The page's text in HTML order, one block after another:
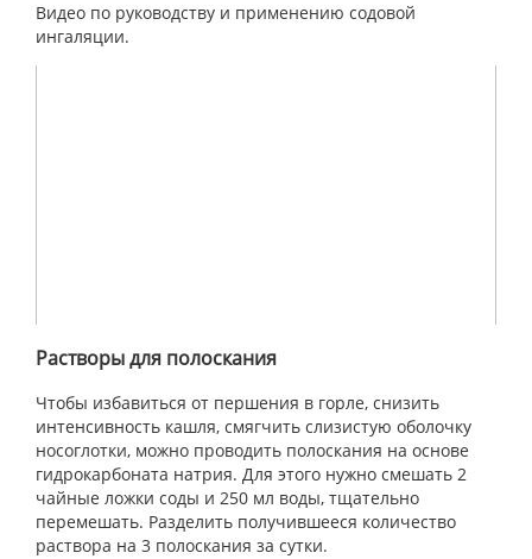
Видео по руководству и применению содовой
ингаляции.
Растворы для полоскания
Чтобы избавиться от першения в горле, снизить
интенсивность кашля, смягчить слизистую оболочку
носоглотки, можно проводить полоскания на основе
гидрокарбоната натрия. Для этого нужно смешать 2
чайные ложки соды и 250 мл воды, тщательно
перемешать. Разделить получившееся количество
раствора на 3 полоскания за сутки.